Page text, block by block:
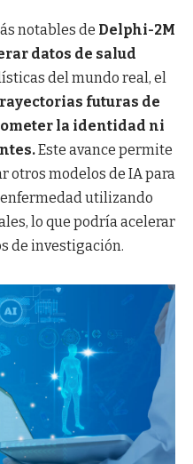
notables de Delphi-2M
datos de salud
del mundo real, el
futuras de
la identidad ni
Este avance permite
otros modelos de IA para
utilizando
lo que podría acelerar
de investigación.